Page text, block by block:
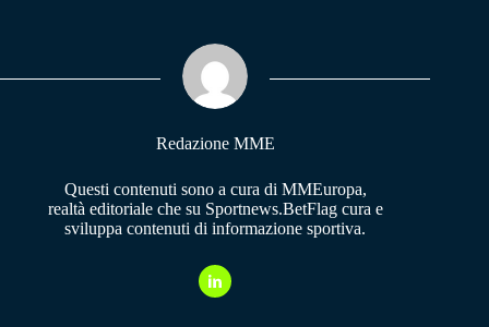
pp m
Redazione MME
Questi contenuti sono a cura di MMEuropa,
realtà editoriale che su Sportnews.BetFlag cura e
sviluppa contenuti di informazione sportiva.